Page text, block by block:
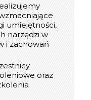
umiejętności,
narzędzi w
i zachowań
oraz